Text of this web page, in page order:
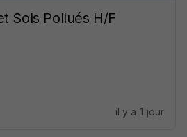
Sols Pollués H/F
il y a 1 jour